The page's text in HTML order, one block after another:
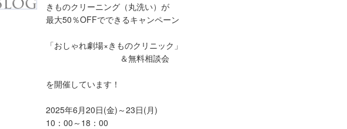
きものクリーニング（丸洗い）が
最大50％OFFでできるキャンペーン
「おしゃれ劇場×きものクリニック」
＆無料相談会
を開催しています！
2025年6月20日(金)～23日(月)
10：00～18：00